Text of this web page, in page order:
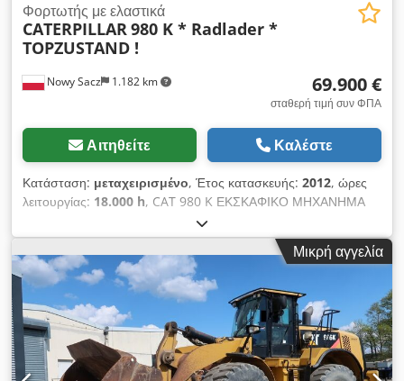
Nowy Sacz 1.182 km
Φορτωτής με ελαστικά
CATERPILLAR980 K * Radlader *
TOPZUSTAND !
69.900 €
σταθερή τιμή συν ΦΠΑ
Αιτηθείτε Καλέστε
Κατάσταση: μεταχειρισμένο, Έτος κατασκευής: 2012, ώρες
λειτουργίας: 18.000 h, CAT 980 K ΕΚΣΚΑΦΙΚΟ ΜΗΧΑΝΗΜΑ
ΜΕ ΕΡΠΥΣΤΡΕΣ Εισαγωγής / ΧΩΡΙΣ ΙΣΤΟΡΙΚΟ
ΑΤΥΧΗΜΑΤΩΝ ΣΕ ΠΟΛΥ ΚΑΛΗ ΚΑΤΑΣΤΑΣΗ! Έτος
κατασκευής: 2012 Ώρες λειτουργίας: 18.000 ΕΞΟΠΛΙΣΜΟΣ:
Ραδιόφωνο Κλιματισμός Χειριστήριο με joystick Υδραυλική
γραμμή για γρήγορη αλλαγή εργαλείων Υδραυλικές γραμμές για
σφυρί/σφικτήρα/ψαλίδι Κάμερα οπισθοπορείας ΤΗΛΕΦΩΝΟ: *
KUBA – ΠΟΛΩΝΙΚΑ, ΑΓΓΛΙΚΑ, ΓΕΡΜΑΝΙΚΑ, ΙΤΑΛΙΚΑ *
SEBASTIAN – ΠΟΛΩΝΙΚΑ, ΓΕΡΜΑΝΙΚΑ, ΙΤΑΛΙΚΑ, ΕΛΛΗΝΙΚΑ *
LASZLO – ΟΥΝΓΚΡΙΚΑ Dcedozi Iqgspfx Ak Hjk * COSTEL –
Μικρή αγγελία